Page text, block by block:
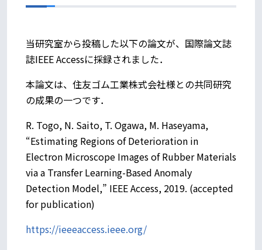
当研究室から投稿した以下の論文が、国際論文誌
誌IEEE Accessに採録されました．
本論文は、住友ゴム工業株式会社様との共同研究
の成果の一つです．
R. Togo, N. Saito, T. Ogawa, M. Haseyama,
“Estimating Regions of Deterioration in
Electron Microscope Images of Rubber Materials
via a Transfer Learning-Based Anomaly
Detection Model,” IEEE Access, 2019. (accepted
for publication)
https://ieeeaccess.ieee.org/